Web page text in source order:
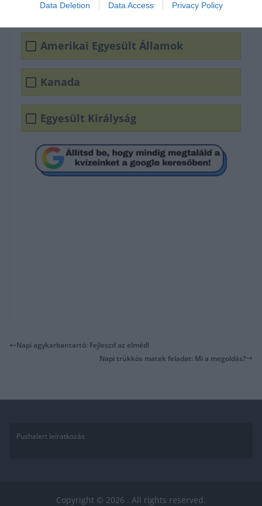
Data Deletion Data Access Privacy Policy
Amerikai Egyesült Államok
Kanada
Egyesült Királyság
Napi agykarbantartó: Fejleszd az elméd!
Napi trükkös matek feladat: Mi a megoldás?
Pushalert leíratkozás
Copyright © 2026 . All rights reserved.